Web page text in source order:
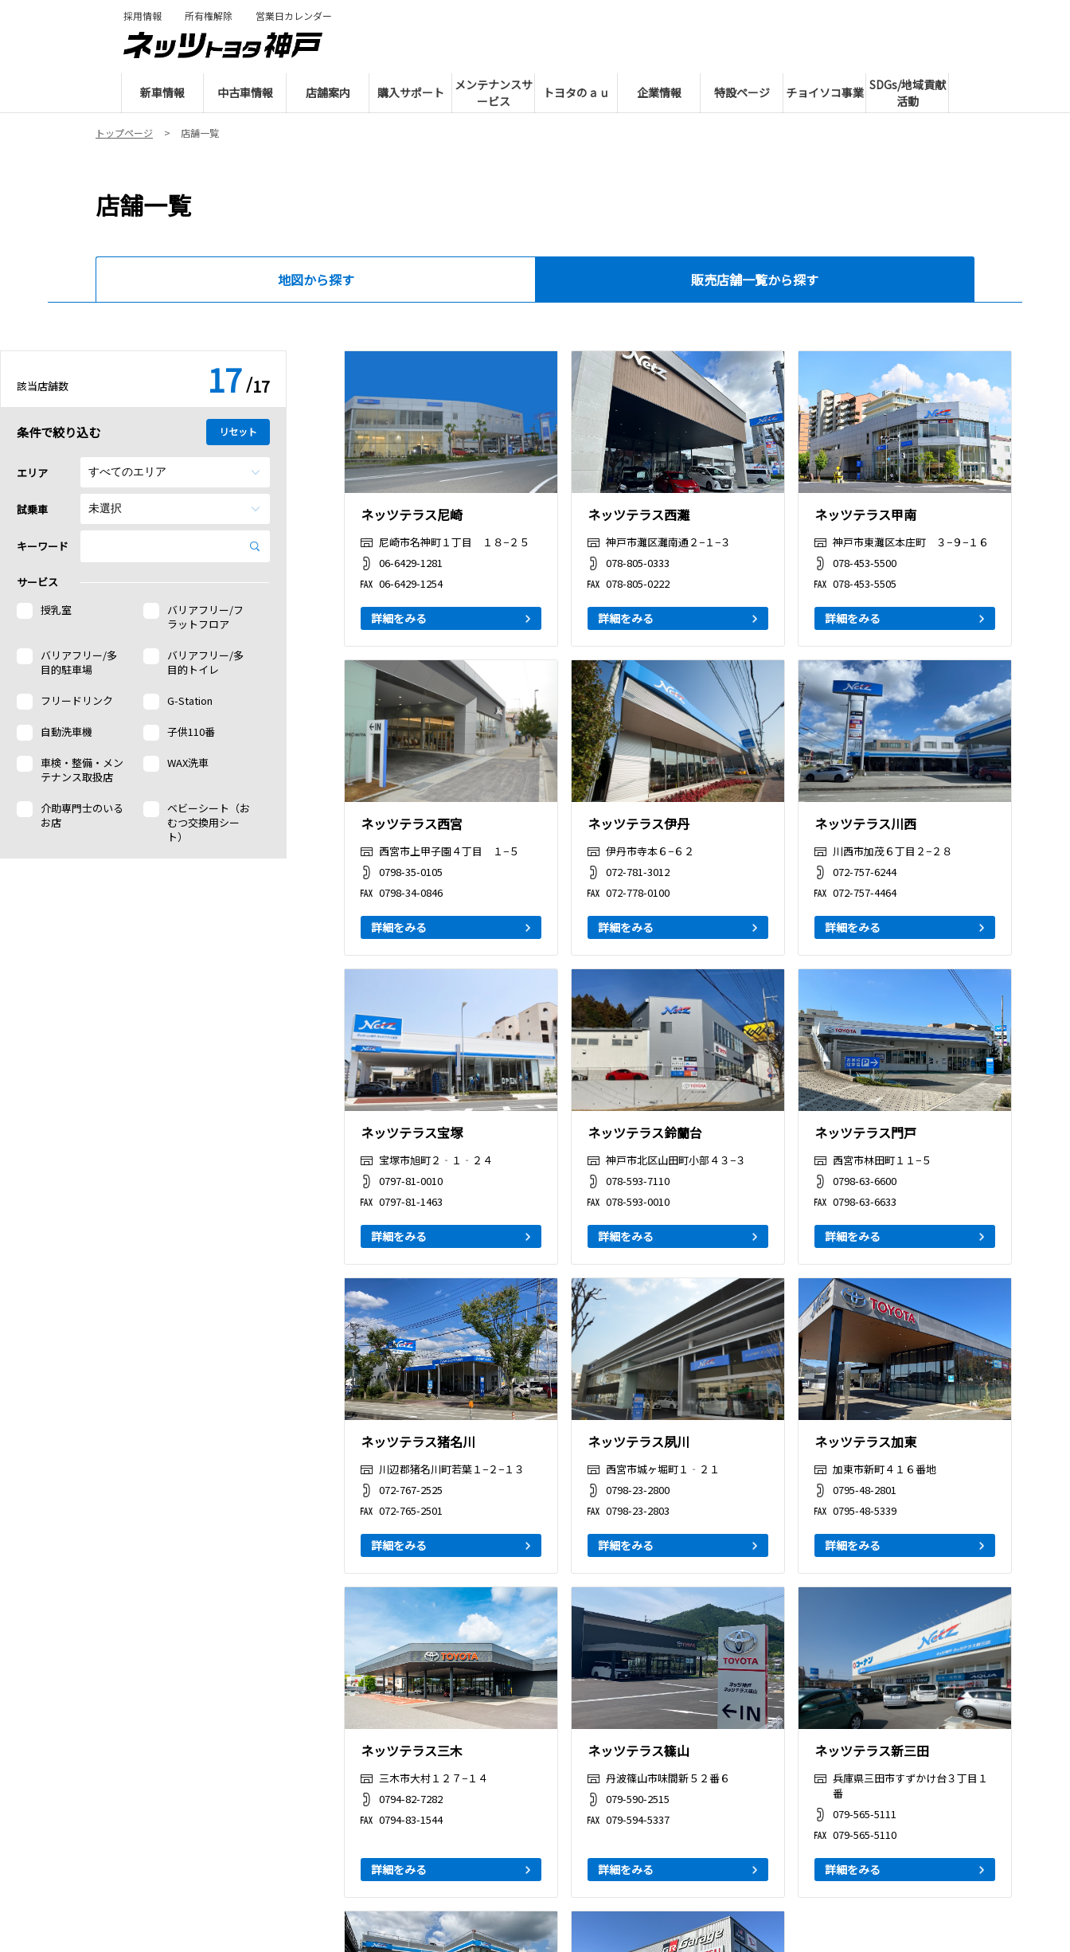
新車情報 中古車情報 店舗案内 購入サポート
メンテナンスサ
ービス
トヨタのａｕ 企業情報 特設ページ チョイソコ事業 SDGs/地域貢献
活動
採用情報 所有権解除 営業日カレンダー
トップページ 店舗一覧
店舗一覧
地図から探す 販売店舗一覧から探す
該当店舗数 17 /17
条件で絞り込む リセット
エリア
試乗車
キーワード
サービス
授乳室
バリアフリー/フ
ラットフロア
バリアフリー/多
目的駐車場
バリアフリー/多
目的トイレ
フリードリンク G-Station
自動洗車機 子供110番
車検・整備・メン
テナンス取扱店
WAX洗車
介助専門士のいる
お店
ベビーシート（お
むつ交換用シー
ト）
ネッツテラス尼崎
尼崎市名神町１丁目 １８−２５
06-6429-1281
06-6429-1254
詳細をみる
ネッツテラス西灘
神戸市灘区灘南通２−１−３
078-805-0333
078-805-0222
詳細をみる
ネッツテラス甲南
神戸市東灘区本庄町 ３−９−１６
078-453-5500
078-453-5505
詳細をみる
ネッツテラス西宮
西宮市上甲子園４丁目 １−５
0798-35-0105
0798-34-0846
詳細をみる
ネッツテラス伊丹
伊丹市寺本６−６２
072-781-3012
072-778-0100
詳細をみる
ネッツテラス川西
川西市加茂６丁目２−２８
072-757-6244
072-757-4464
詳細をみる
ネッツテラス宝塚
宝塚市旭町２‐１‐２４
0797-81-0010
0797-81-1463
詳細をみる
ネッツテラス鈴蘭台
神戸市北区山田町小部４３−３
078-593-7110
078-593-0010
詳細をみる
ネッツテラス門戸
西宮市林田町１１−５
0798-63-6600
0798-63-6633
詳細をみる
ネッツテラス猪名川
川辺郡猪名川町若葉１−２−１３
072-767-2525
072-765-2501
詳細をみる
ネッツテラス夙川
西宮市城ヶ堀町１‐２１
0798-23-2800
0798-23-2803
詳細をみる
ネッツテラス加東
加東市新町４１６番地
0795-48-2801
0795-48-5339
詳細をみる
ネッツテラス三木
三木市大村１２７−１４
0794-82-7282
0794-83-1544
詳細をみる
ネッツテラス篠山
丹波篠山市味間新５２番６
079-590-2515
079-594-5337
詳細をみる
ネッツテラス新三田
兵庫県三田市すずかけ台３丁目１
番
079-565-5111
079-565-5110
詳細をみる